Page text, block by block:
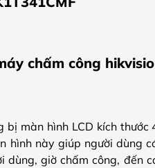
chấm công
màn hình LCD kích thước
hình này giúp người dùng
giờ chấm công, đến